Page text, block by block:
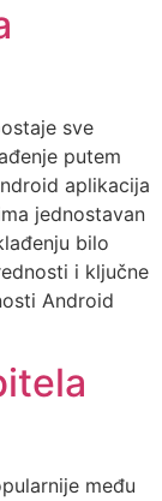
sve
putem
aplikacija
jednostavan
bilo
i ključne
Android
među